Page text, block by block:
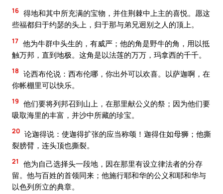
16 得地和其中所充满的宝物，并住荆棘中上主的喜悦。愿这
些福都归于约瑟的头上，归于那与弟兄迥别之人的顶上。
17 他为牛群中头生的，有威严；他的角是野牛的角，用以抵
触万邦，直到地极。这角是以法莲的万万，玛拿西的千千。
18 论西布伦说：西布伦哪，你出外可以欢喜。以萨迦啊，在
你帐棚里可以快乐。
19 他们要将列邦召到山上，在那里献公义的祭；因为他们要
吸取海里的丰富，并沙中所藏的珍宝。
20 论迦得说：使迦得扩张的应当称颂！迦得住如母狮；他撕
裂膀臂，连头顶也撕裂。
21
他为自己选择头一段地，因在那里有设立律法者的分存
留。他与百姓的首领同来；他施行耶和华的公义和耶和华与
以色列所立的典章。